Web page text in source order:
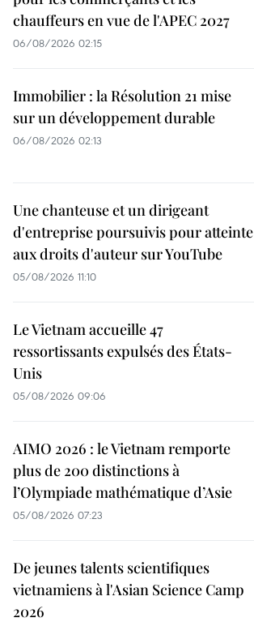
chauffeurs en vue de l'APEC 2027
06/08/2026 02:15
Immobilier : la Résolution 21 mise
sur un développement durable
06/08/2026 02:13
Une chanteuse et un dirigeant
d'entreprise poursuivis pour atteinte
aux droits d'auteur sur YouTube
05/08/2026 11:10
Le Vietnam accueille 47
ressortissants expulsés des États-
Unis
05/08/2026 09:06
AIMO 2026 : le Vietnam remporte
plus de 200 distinctions à
l’Olympiade mathématique d’Asie
05/08/2026 07:23
De jeunes talents scientifiques
vietnamiens à l'Asian Science Camp
2026